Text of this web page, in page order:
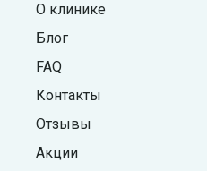
О клинике
Блог
FAQ
Контакты
Отзывы
Акции